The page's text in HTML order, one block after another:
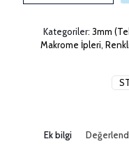
adet
Kategoriler: 3mm
Makrome İpleri,
Ek bilgi